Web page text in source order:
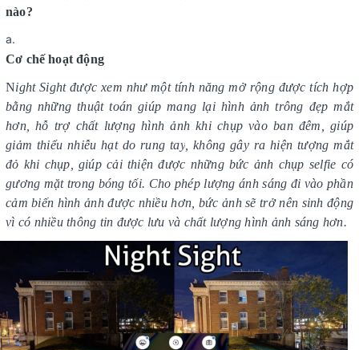
nào?
Cơ chế hoạt động
Night Sightđược xem như một tính năng mở rộng được tích hợp
bằng những thuật toán giúp mang lại hình ảnh trông đẹpmắt
hơn,hỗ trợ chất lượng hình ảnh khi chụp vào ban đêm, giúp
giảm thiểu nhiễu hạt do rung tay, không gây ra hiện tượng mắt
đỏ khi chụp , giúp cải thiện được những bức ảnh chụp selfie có
gương mặt trong bóng tối. Cho phép lượng ánh sáng đi vào phần
cảm biến hình ảnh được nhiều hơn, bức ảnh sẽ trở nên sinh động
vì có nhiều thông tin được lưu và chất lượng hình ảnh sáng hơn.